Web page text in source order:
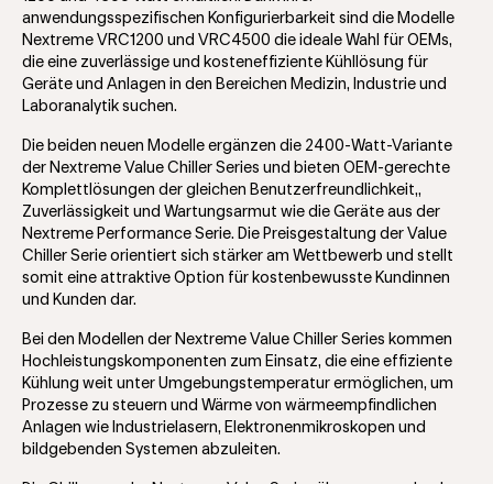
anwendungsspezifischen Konfigurierbarkeit sind die Modelle
Nextreme VRC1200 und VRC4500 die ideale Wahl für OEMs,
die eine zuverlässige und kosteneffiziente Kühllösung für
Geräte und Anlagen in den Bereichen Medizin, Industrie und
Laboranalytik suchen.
Die beiden neuen Modelle ergänzen die 2400-Watt-Variante
der Nextreme Value Chiller Series und bieten OEM-gerechte
Komplettlösungen der gleichen Benutzerfreundlichkeit,,
Zuverlässigkeit und Wartungsarmut wie die Geräte aus der
Nextreme Performance Serie. Die Preisgestaltung der Value
Chiller Serie orientiert sich stärker am Wettbewerb und stellt
somit eine attraktive Option für kostenbewusste Kundinnen
und Kunden dar.
Bei den Modellen der Nextreme Value Chiller Series kommen
Hochleistungskomponenten zum Einsatz, die eine effiziente
Kühlung weit unter Umgebungstemperatur ermöglichen, um
Prozesse zu steuern und Wärme von wärmeempfindlichen
Anlagen wie Industrielasern, Elektronenmikroskopen und
bildgebenden Systemen abzuleiten.